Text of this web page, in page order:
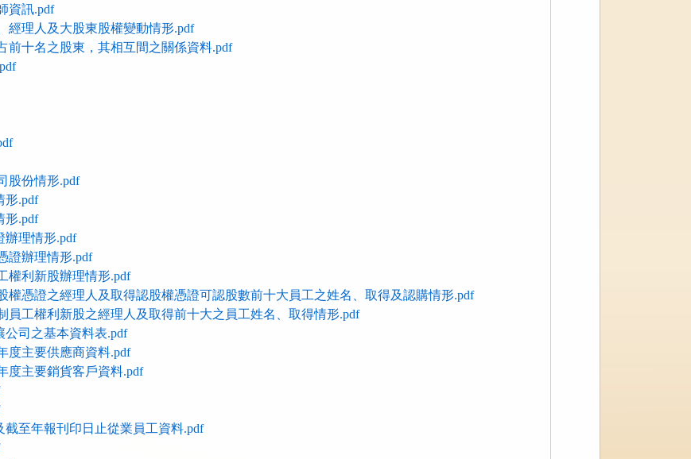
資訊.pdf
經理人及大股東股權變動情形.pdf
前十名之股東，其相互間之關係資料.pdf
股份情形.pdf
形.pdf
形.pdf
辦理情形.pdf
證辦理情形.pdf
權利新股辦理情形.pdf
權憑證之經理人及取得認股權憑證可認股數前十大員工之姓名、取得及認購情形.pdf
員工權利新股之經理人及取得前十大之員工姓名、取得情形.pdf
公司之基本資料表.pdf
度主要供應商資料.pdf
度主要銷貨客戶資料.pdf
截至年報刊印日止從業員工資料.pdf